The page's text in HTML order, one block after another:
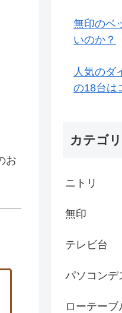
お
無印のベ
いのか？
人気のダ
の18台は
カテゴ
ニトリ
無印
テレビ台
パソコンデ
ローテーブ